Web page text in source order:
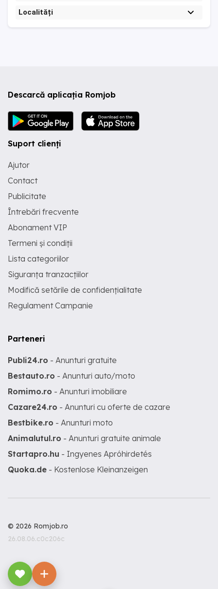
Localități
Descarcă aplicația Romjob
Suport clienți
Ajutor
Contact
Publicitate
Întrebări frecvente
Abonament VIP
Termeni și condiții
Lista categoriilor
Siguranța tranzacțiilor
Modifică setările de confidențialitate
Regulament Campanie
Parteneri
Publi24.ro - Anunturi gratuite
Bestauto.ro - Anunturi auto/moto
Romimo.ro - Anunturi imobiliare
Cazare24.ro - Anunturi cu oferte de cazare
Bestbike.ro - Anunturi moto
Animalutul.ro - Anunturi gratuite animale
Startapro.hu - Ingyenes Apróhirdetés
Quoka.de - Kostenlose Kleinanzeigen
© 2026 Romjob.ro
26.08.06.c0c206c